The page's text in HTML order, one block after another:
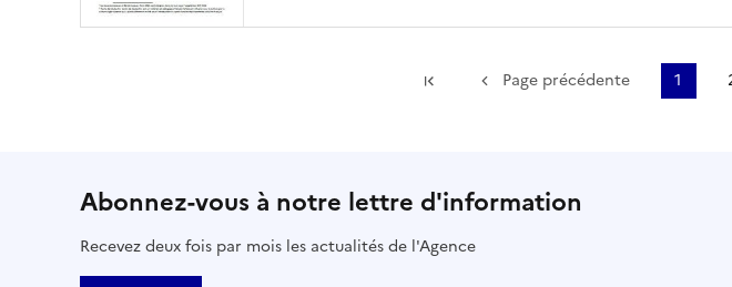
Première page
Page précédente 1
Abonnez-vous à notre lettre d'information
Recevez deux fois par mois les actualités de l'Agence